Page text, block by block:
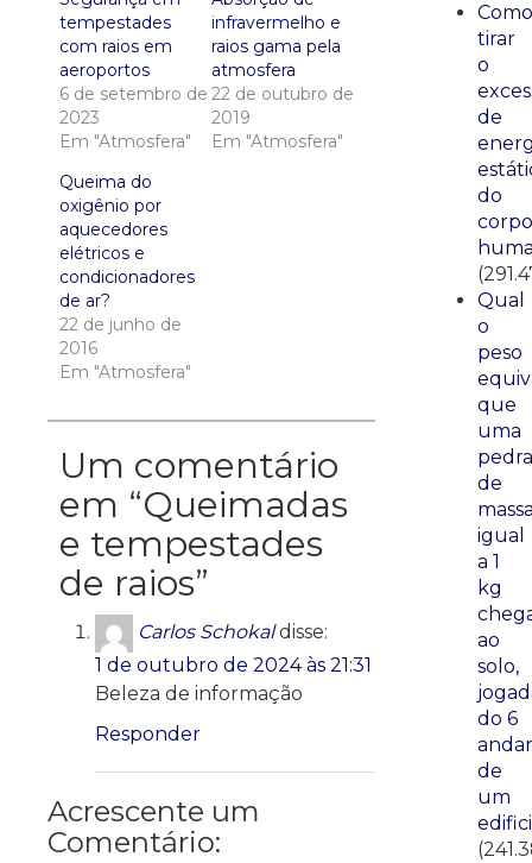
tempestades
com raios em
aeroportos
6 de setembro de
2023
Em "Atmosfera"
infravermelho e
raios gama pela
atmosfera
22 de outubro de
2019
Em "Atmosfera"
Queima do
oxigênio por
aquecedores
elétricos e
condicionadores
de ar?
22 de junho de
2016
Em "Atmosfera"
Um comentário
em “Queimadas
e tempestades
de raios”
Carlos Schokal disse:
1 de outubro de 2024 às 21:31
Beleza de informação
Responder
Acrescente um
Comentário:
Como
tirar
o
de
do
corpo
Qual
o
peso
que
uma
pedra
de
igual
a 1
kg
ao
solo,
do 6
andar
de
um